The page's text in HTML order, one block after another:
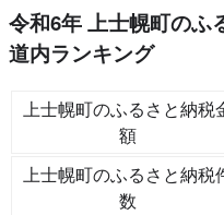
令和6年 上士幌町のふ
道内ランキング
上士幌町のふるさと納税
額
上士幌町のふるさと納税
数